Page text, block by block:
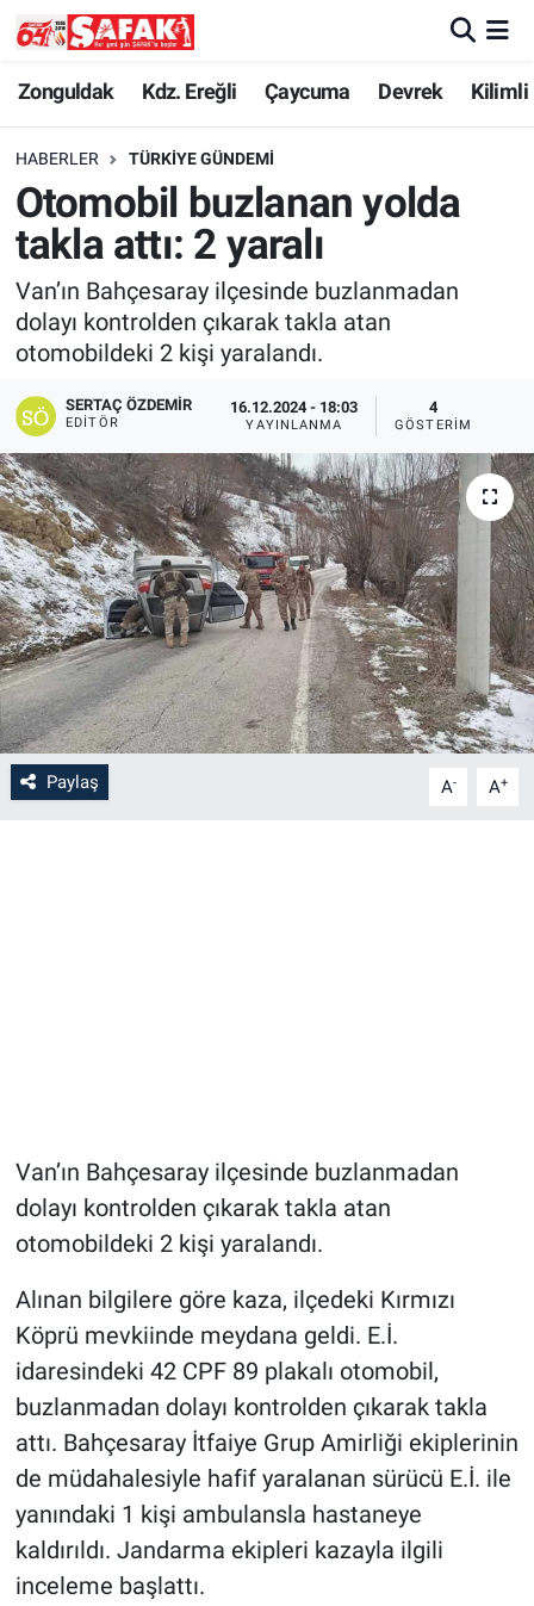
Zonguldak Kdz. Ereğli Çaycuma Devrek Kilimli
HABERLER TÜRKIYE GÜNDEMI
Otomobil buzlanan yolda
takla attı: 2 yaralı
Van’ın Bahçesaray ilçesinde buzlanmadan
dolayı kontrolden çıkarak takla atan
otomobildeki 2 kişi yaralandı.
SERTAÇ ÖZDEMIR
EDITÖR
16.12.2024 - 18:03
YAYINLANMA
4
GÖSTERIM
Paylaş A- A+
Van’ın Bahçesaray ilçesinde buzlanmadan
dolayı kontrolden çıkarak takla atan
otomobildeki 2 kişi yaralandı.
Alınan bilgilere göre kaza, ilçedeki Kırmızı
Köprü mevkiinde meydana geldi. E.İ.
idaresindeki 42 CPF 89 plakalı otomobil,
buzlanmadan dolayı kontrolden çıkarak takla
attı. Bahçesaray İtfaiye Grup Amirliği ekiplerinin
de müdahalesiyle hafif yaralanan sürücü E.İ. ile
yanındaki 1 kişi ambulansla hastaneye
kaldırıldı. Jandarma ekipleri kazayla ilgili
inceleme başlattı.
Zonguldak
Kdz. Ereğli
Çaycuma
Kilimli
Asayiş
Spor
Resmi İlan
Zonguldak Nöbetçi Eczaneler
Zonguldak Hava Durumu
Zonguldak Namaz Vakitleri
Zonguldak Trafik Yoğunluk Haritası
Süper Lig Puan Durumu ve Fikstür
Tüm Manşetler
Son Dakika Haberleri
Haber Arşivi